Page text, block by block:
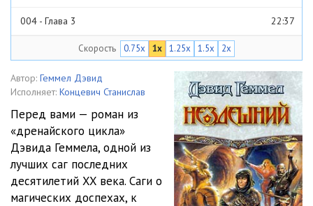
004 - Глава 3 22:37
006 - Глава 5 32:53
26:14
008 - Глава 7 27:04
009 - Глава 8 23:48
010 - Глава 9 22:03
Скорость 0.75x 1x 1.25x 1.5x 2x
Автор: Геммел Дэвид
Исполняет: Концевич Станислав
Перед вами — роман из
«дренайского цикла»
Дэвида Геммела, одной из
лучших саг последних
десятилетий XX века. Саги о
магических доспехах, к